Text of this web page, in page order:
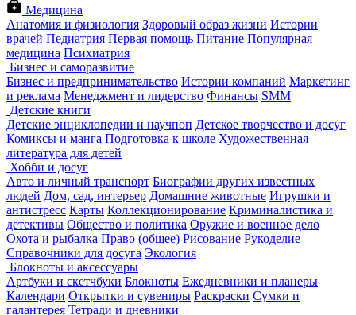
Медицина
Анатомия и физиология Здоровый образ жизни Истории
врачей Педиатрия Первая помощь Питание Популярная
медицина Психиатрия
Бизнес и саморазвитие
Бизнес и предпринимательство Истории компаний Маркетинг
и реклама Менеджмент и лидерство Финансы SMM
Детские книги
Детские энциклопедии и научпоп Детское творчество и досуг
Комиксы и манга Подготовка к школе Художественная
литература для детей
Хобби и досуг
Авто и личный транспорт Биографии других известных
людей Дом, сад, интерьер Домашние животные Игрушки и
антистресс Карты Коллекционирование Криминалистика и
детективы Общество и политика Оружие и военное дело
Охота и рыбалка Право (общее) Рисование Рукоделие
Справочники для досуга Экология
Блокноты и аксессуары
Артбуки и скетчбуки Блокноты Ежедневники и планеры
Календари Открытки и сувениры Раскраски Сумки и
галантерея Тетради и дневники